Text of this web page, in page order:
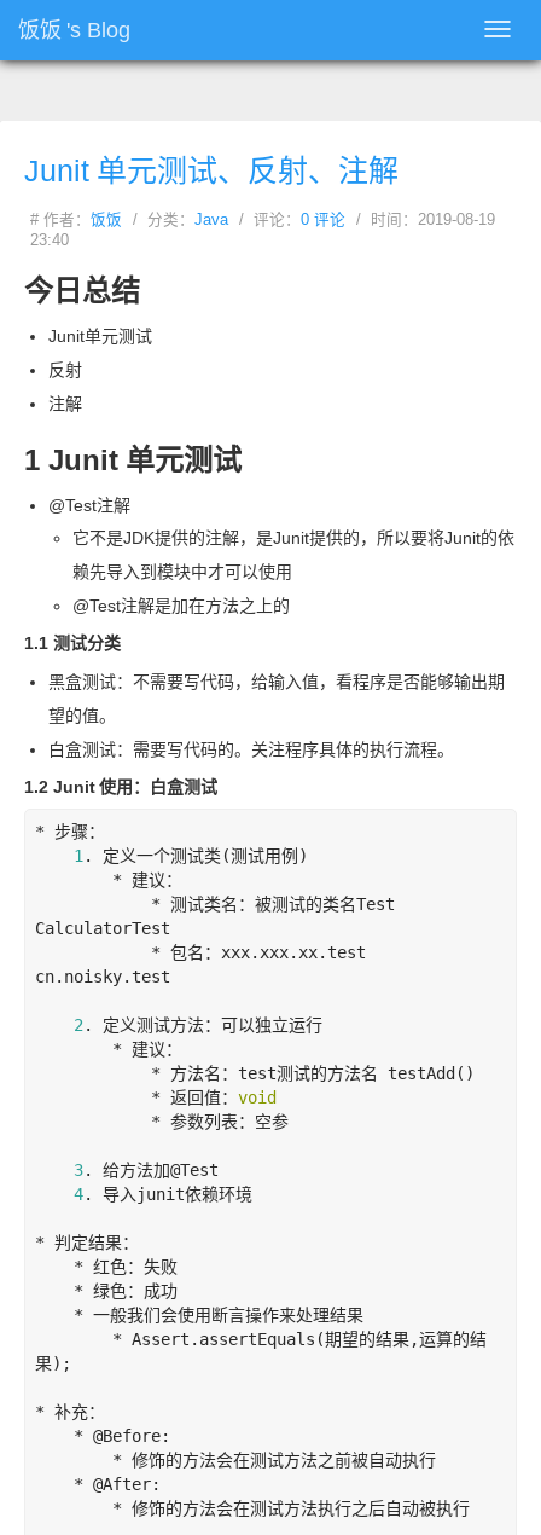
饭饭 's Blog
Junit 单元测试、反射、注解
# 作者： 饭饭 / 分类： Java / 评论： 0 评论
/ 时间：2019-08-19
23:40
今日总结
Junit单元测试
反射
注解
1 Junit 单元测试
@Test注解
它不是JDK提供的注解，是Junit提供的，所以要将Junit的依
赖先导入到模块中才可以使用
@Test注解是加在方法之上的
1.1 测试分类
黑盒测试：不需要写代码，给输入值，看程序是否能够输出期
望的值。
白盒测试：需要写代码的。关注程序具体的执行流程。
1.2 Junit使用：白盒测试
* 步骤：
1 . 定义一个测试类 (测试用例)
            * 测试类名：被测试的类名
Test
CalculatorTest
cn.noisky.test
2 . 定义测试方法：可以独立运行
            * 方法名：test
测试的方法名 testAdd()
            * 返回值：
void
3. 给方法加@Test
4. 导入 junit依赖环境
* 判定结果：
        * Assert.assertEquals(期望的结果
,运算的结
果);
* 补充：
    *
@Before:
    *
@After: